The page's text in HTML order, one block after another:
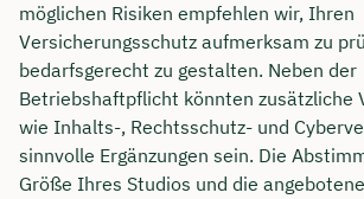
möglichen Risiken empfehlen wir, Ihren
Versicherungsschutz aufmerksam zu
bedarfsgerecht zu gestalten. Neben der
Betriebshaftpflicht könnten zusätzliche
wie Inhalts-, Rechtsschutz- und
sinnvolle Ergänzungen sein. Die
Größe Ihres Studios und die